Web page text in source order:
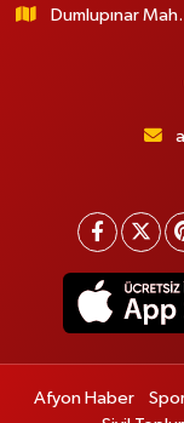
Dumlupınar
Afyon Haber